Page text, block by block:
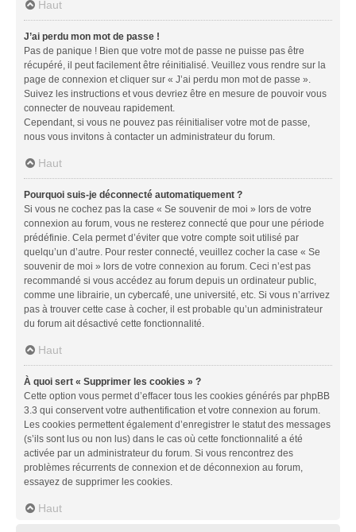
Haut
J’ai perdu mon mot de passe !
Pas de panique ! Bien que votre mot de passe ne puisse pas être
récupéré, il peut facilement être réinitialisé. Veuillez vous rendre sur la
page de connexion et cliquer sur « J’ai perdu mon mot de passe ».
Suivez les instructions et vous devriez être en mesure de pouvoir vous
connecter de nouveau rapidement.
Cependant, si vous ne pouvez pas réinitialiser votre mot de passe,
nous vous invitons à contacter un administrateur du forum.
Haut
Pourquoi suis-je déconnecté automatiquement ?
Si vous ne cochez pas la case « Se souvenir de moi » lors de votre
connexion au forum, vous ne resterez connecté que pour une période
prédéfinie. Cela permet d’éviter que votre compte soit utilisé par
quelqu’un d’autre. Pour rester connecté, veuillez cocher la case « Se
souvenir de moi » lors de votre connexion au forum. Ceci n’est pas
recommandé si vous accédez au forum depuis un ordinateur public,
comme une librairie, un cybercafé, une université, etc. Si vous n’arrivez
pas à trouver cette case à cocher, il est probable qu’un administrateur
du forum ait désactivé cette fonctionnalité.
Haut
À quoi sert « Supprimer les cookies » ?
Cette option vous permet d’effacer tous les cookies générés par phpBB
3.3 qui conservent votre authentification et votre connexion au forum.
Les cookies permettent également d’enregistrer le statut des messages
(s’ils sont lus ou non lus) dans le cas où cette fonctionnalité a été
activée par un administrateur du forum. Si vous rencontrez des
problèmes récurrents de connexion et de déconnexion au forum,
essayez de supprimer les cookies.
Haut